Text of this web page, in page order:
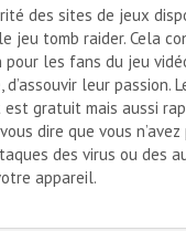
des sites de jeux
jeu tomb raider. Cela
pour les fans du jeu
leur passion.
gratuit mais aussi
dire que vous
des virus ou des
appareil.